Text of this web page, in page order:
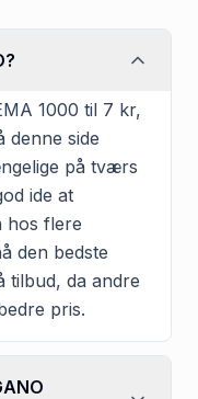
1000 til 7 kr,
denne side
på tværs
ide at
hos flere
den bedste
tilbud, da andre
pris.